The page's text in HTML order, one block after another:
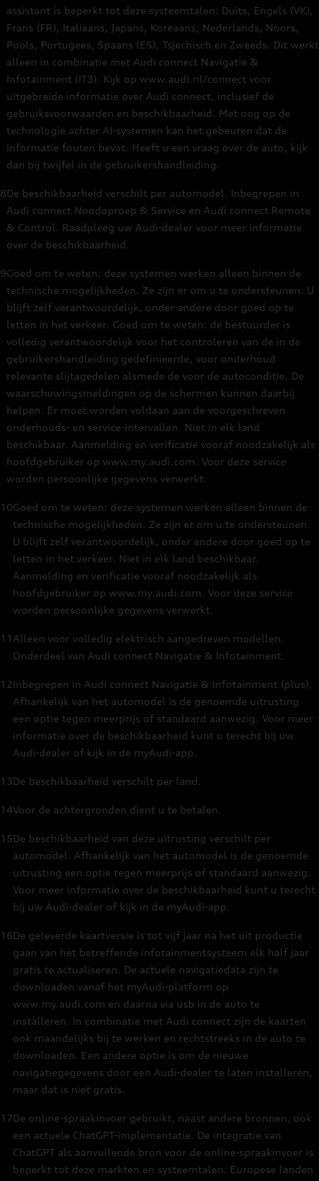
assistant is beperkt tot deze systeemtalen: Duits, Engels (VK),
Frans (FR), Italiaans, Japans, Koreaans, Nederlands, Noors,
Pools, Portugees, Spaans (ES), Tsjechisch en Zweeds. Dit werkt
alleen in combinatie met Audi connect Navigatie &
Infotainment (IT3). Kijk op www.audi.nl/connect voor
uitgebreide informatie over Audi connect, inclusief de
gebruiksvoorwaarden en beschikbaarheid. Met oog op de
technologie achter AI-systemen kan het gebeuren dat de
informatie fouten bevat. Heeft u een vraag over de auto, kijk
dan bij twijfel in de gebruikershandleiding.
8De beschikbaarheid verschilt per automodel. Inbegrepen in
Audi connect Noodoproep & Service en Audi connect Remote
& Control. Raadpleeg uw Audi-dealer voor meer informatie
over de beschikbaarheid.
9Goed om te weten: deze systemen werken alleen binnen de
technische mogelijkheden. Ze zijn er om u te ondersteunen. U
blijft zelf verantwoordelijk, onder andere door goed op te
letten in het verkeer. Goed om te weten: de bestuurder is
volledig verantwoordelijk voor het controleren van de in de
gebruikershandleiding gedefinieerde, voor onderhoud
relevante slijtagedelen alsmede de voor de autoconditie. De
waarschuwingsmeldingen op de schermen kunnen daarbij
helpen. Er moet worden voldaan aan de voorgeschreven
onderhouds- en service-intervallen. Niet in elk land
beschikbaar. Aanmelding en verificatie vooraf noodzakelijk als
hoofdgebruiker op www.my.audi.com. Voor deze service
worden persoonlijke gegevens verwerkt.
10Goed om te weten: deze systemen werken alleen binnen de
technische mogelijkheden. Ze zijn er om u te ondersteunen.
U blijft zelf verantwoordelijk, onder andere door goed op te
letten in het verkeer. Niet in elk land beschikbaar.
Aanmelding en verificatie vooraf noodzakelijk als
hoofdgebruiker op www.my.audi.com. Voor deze service
worden persoonlijke gegevens verwerkt.
11 Alleen voor volledig elektrisch aangedreven modellen.
Onderdeel van Audi connect Navigatie & Infotainment.
12Inbegrepen in Audi connect Navigatie & Infotainment (plus).
Afhankelijk van het automodel is de genoemde uitrusting
een optie tegen meerprijs of standaard aanwezig. Voor meer
informatie over de beschikbaarheid kunt u terecht bij uw
Audi-dealer of kijk in de myAudi-app.
13De beschikbaarheid verschilt per land.
14Voor de achtergronden dient u te betalen.
15De beschikbaarheid van deze uitrusting verschilt per
automodel. Afhankelijk van het automodel is de genoemde
uitrusting een optie tegen meerprijs of standaard aanwezig.
Voor meer informatie over de beschikbaarheid kunt u terecht
bij uw Audi-dealer of kijk in de myAudi-app.
16De geleverde kaartversie is tot vijf jaar na het uit productie
gaan van het betreffende infotainmentsysteem elk half jaar
gratis te actualiseren. De actuele navigatiedata zijn te
downloaden vanaf het myAudi-platform op
www.my.audi.com en daarna via usb in de auto te
installeren. In combinatie met Audi connect zijn de kaarten
ook maandelijks bij te werken en rechtstreeks in de auto te
downloaden. Een andere optie is om de nieuwe
navigatiegegevens door een Audi-dealer te laten installeren,
maar dat is niet gratis.
17De online-spraakinvoer gebruikt, naast andere bronnen, ook
een actuele ChatGPT-implementatie. De integratie van
ChatGPT als aanvullende bron voor de online-spraakinvoer is
beperkt tot deze markten en systeemtalen: Europese landen